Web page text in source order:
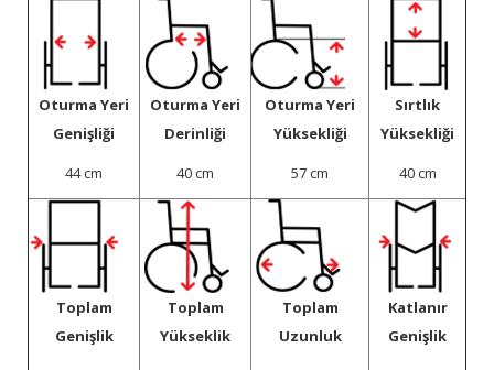
Oturma Yeri
Genişliği
44 cm
Oturma Yeri
Derinliği
40 cm
Oturma Yeri
Yüksekliği
57 cm
Sırtlık
Yüksekliği
40 cm
Toplam
Genişlik
Toplam
Yükseklik
Toplam
Uzunluk
Katlanır
Genişlik